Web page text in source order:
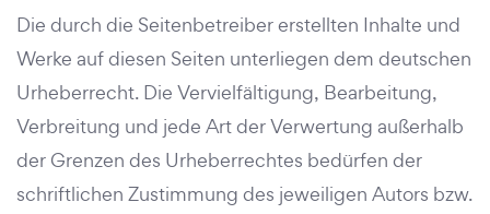
Die durch die Seitenbetreiber erstellten Inhalte und
Werke auf diesen Seiten unterliegen dem deutschen
Urheberrecht. Die Vervielfältigung, Bearbeitung,
Verbreitung und jede Art der Verwertung außerhalb
der Grenzen des Urheberrechtes bedürfen der
schriftlichen Zustimmung des jeweiligen Autors bzw.